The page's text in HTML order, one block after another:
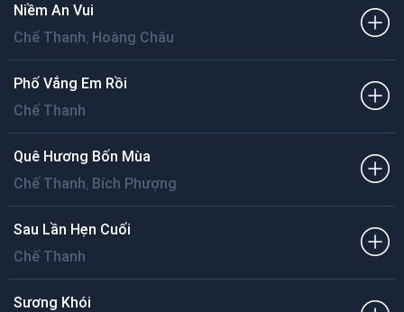
Niềm An Vui
Chế Thanh, Hoàng Châu
Phố Vắng Em Rồi
Chế Thanh
Quê Hương Bốn Mùa
Chế Thanh, Bích Phượng
Sau Lần Hẹn Cuối
Chế Thanh
Sương Khói